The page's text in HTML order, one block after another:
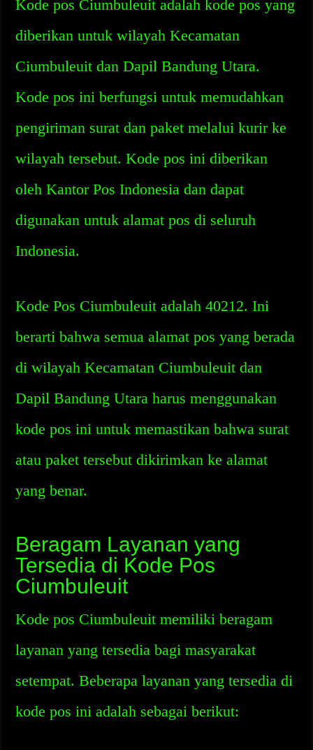
Kode pos Ciumbuleuit adalah kode pos yang
diberikan untuk wilayah Kecamatan
Ciumbuleuit dan Dapil Bandung Utara.
Kode pos ini berfungsi untuk memudahkan
pengiriman surat dan paket melalui kurir ke
wilayah tersebut. Kode pos ini diberikan
oleh Kantor Pos Indonesia dan dapat
digunakan untuk alamat pos di seluruh
Indonesia.
Kode Pos Ciumbuleuit adalah 40212. Ini
berarti bahwa semua alamat pos yang berada
di wilayah Kecamatan Ciumbuleuit dan
Dapil Bandung Utara harus menggunakan
kode pos ini untuk memastikan bahwa surat
atau paket tersebut dikirimkan ke alamat
yang benar.
Beragam Layanan yang
Tersedia di Kode Pos
Ciumbuleuit
Kode pos Ciumbuleuit memiliki beragam
layanan yang tersedia bagi masyarakat
setempat. Beberapa layanan yang tersedia di
kode pos ini adalah sebagai berikut: